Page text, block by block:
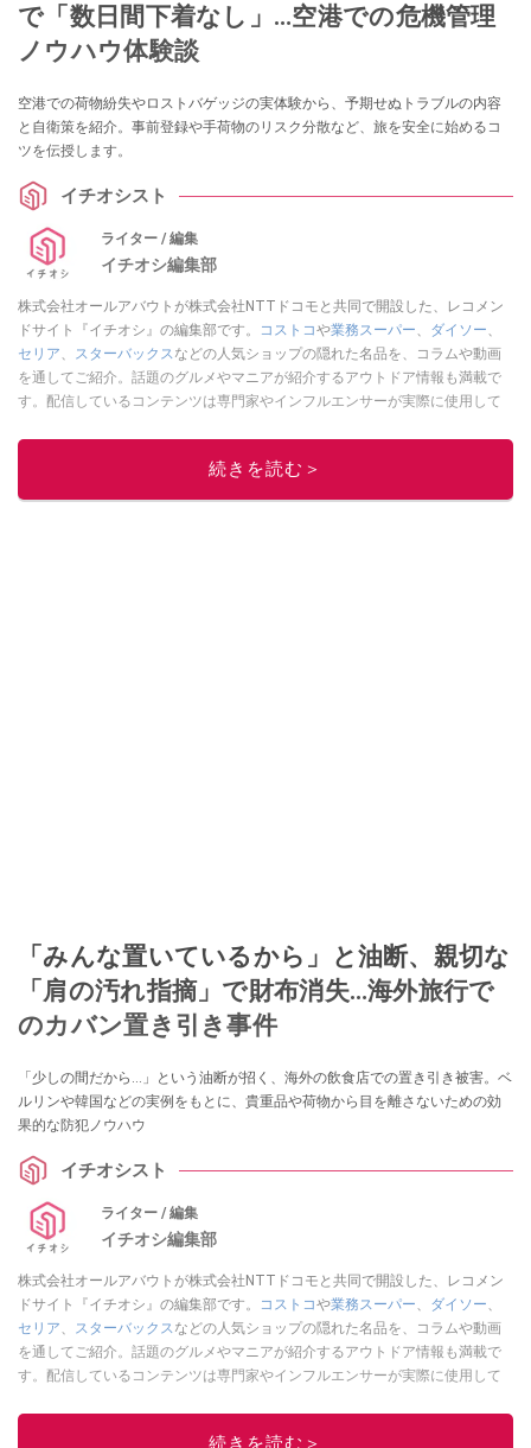
で「数日間下着なし」…空港での危機管理
ノウハウ体験談
空港での荷物紛失やロストバゲッジの実体験から、予期せぬトラブルの内容
と自衛策を紹介。事前登録や手荷物のリスク分散など、旅を安全に始めるコ
ツを伝授します。
イチオシスト
ライター / 編集
イチオシ編集部
株式会社オールアバウトが株式会社NTTドコモと共同で開設した、レコメン
ドサイト『イチオシ』の編集部です。
コストコや業務スーパー、 ダイソー、
セリア、 スターバックスなどの人気ショップの隠れた名品を、コラムや動画
を通してご紹介。話題のグルメやマニアが紹介するアウトドア情報も満載で
す。配信しているコンテンツは専門家やインフルエンサーが実際に使用して
ニュースでフォロー
続きを読む＞
「みんな置いているから」と油断、親切な
「肩の汚れ指摘」で財布消失…海外旅行で
のカバン置き引き事件
「少しの間だから…」という油断が招く、海外の飲食店での置き引き被害。ベ
ルリンや韓国などの実例をもとに、貴重品や荷物から目を離さないための効
果的な防犯ノウハウ
イチオシスト
ライター / 編集
イチオシ編集部
株式会社オールアバウトが株式会社NTTドコモと共同で開設した、レコメン
ドサイト『イチオシ』の編集部です。
コストコや業務スーパー、 ダイソー、
セリア、 スターバックスなどの人気ショップの隠れた名品を、コラムや動画
を通してご紹介。話題のグルメやマニアが紹介するアウトドア情報も満載で
す。配信しているコンテンツは専門家やインフルエンサーが実際に使用して
ニュースでフォロー
続きを読む＞